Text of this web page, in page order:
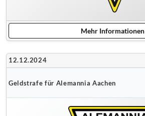
Mehr Informationen
12.12.2024
Geldstrafe für Alemannia Aachen